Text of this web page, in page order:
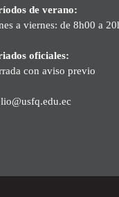
de verano:
a viernes: de 8h00 a
oficiales:
con aviso previo